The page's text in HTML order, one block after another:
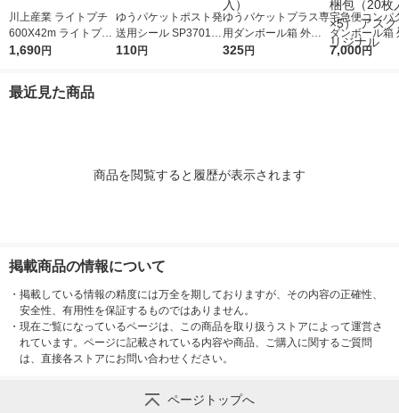
川上産業 ライトプチ
600X42m ライトプチ
(R) 幅600mm×42m巻
1,690円
ゆうパケットポスト発
送用シール SP3701 1
パック（20枚入） 今
110円
ゆうパケットプラス専
用ダンボール箱 外寸
法：縦24cm×横17cm
325円
宅急便コンパ
ダンボール箱
法：縦20cm×
7,000円
最近見た商品
商品を閲覧すると履歴が表示されます
掲載商品の情報について
・ 掲載している情報の精度には万全を期しておりますが、その内容の正確性、
安全性、有用性を保証するものではありません。
・ 現在ご覧になっているページは、この商品を取り扱うストアによって運営さ
れています。ページに記載されている内容や商品、ご購入に関するご質問
は、直接各ストアにお問い合わせください。
ページトップへ